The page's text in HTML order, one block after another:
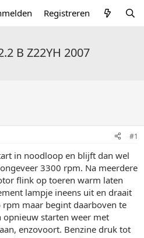
Registreren
B Z22YH 2007
#1
in noodloop en blijft dan wel
3300 rpm. Na meerdere
flink op toeren warm laten
lampje ineens uit en draait
maar begint daarboven te
starten weer met
enzovoort. Benzine druk tot